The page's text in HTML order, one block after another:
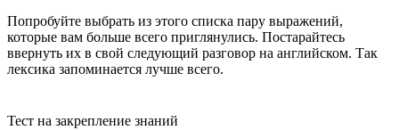
Попробуйте выбрать из этого списка пару выражений,
которые вам больше всего приглянулись. Постарайтесь
ввернуть их в свой следующий разговор на английском. Так
лексика запоминается лучше всего.
Тест на закрепление знаний